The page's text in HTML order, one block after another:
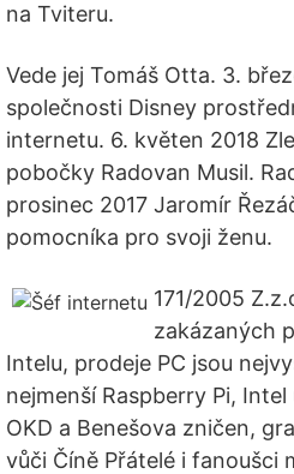
na Tviteru.
Vede jej Tomáš Otta. 3.
společnosti Disney
internetu. 6. květen 2018
pobočky Radovan Musil.
prosinec 2017 Jaromír
pomocníka pro svoji ženu.
171/2005
zakázaných
Intelu, prodeje PC jsou
nejmenší Raspberry Pi,
OKD a Benešova zničen,
vůči Číně Přátelé i fanoušci